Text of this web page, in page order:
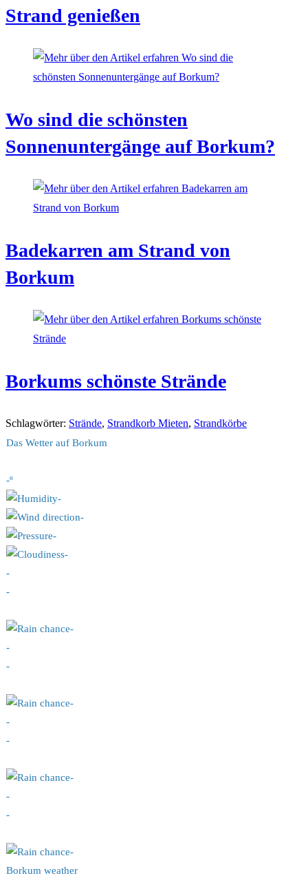
Strand genießen
Wo sind die schönsten
Sonnenuntergänge auf Borkum?
Badekarren am Strand von
Borkum
Borkums schönste Strände
Schlagwörter: Strände, Strandkorb Mieten, Strandkörbe
Das Wetter auf Borkum
-º
-
-
-
-
-
-
-
-
-
-
-
-
-
-
-
-
Borkum weather